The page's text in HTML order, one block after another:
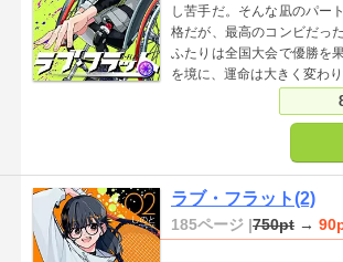
し苦手だ。そんな凪のパー
格だが、最高のコンビだっ
ふたりは全国大会で優勝を
を境に、運命は大きく変わ
ラブ・フラット(2)
185ページ |750pt →